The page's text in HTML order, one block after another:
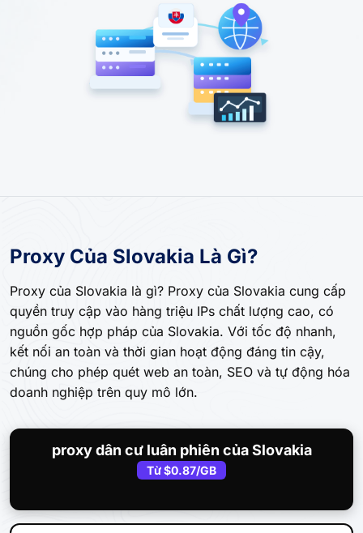
Proxy Của Slovakia Là Gì?
Proxy của Slovakia là gì? Proxy của Slovakia cung cấp
quyền truy cập vào hàng triệu IPs chất lượng cao, có
nguồn gốc hợp pháp của Slovakia. Với tốc độ nhanh,
kết nối an toàn và thời gian hoạt động đáng tin cậy,
chúng cho phép quét web an toàn, SEO và tự động hóa
doanh nghiệp trên quy mô lớn.
proxy dân cư luân phiên của Slovakia
Từ$0.87/GB